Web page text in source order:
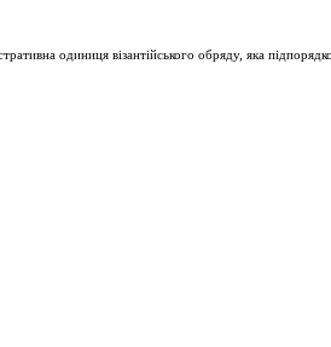
одиниця візантійського обряду, яка